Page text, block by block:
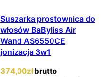
Suszarka prostownica do
włosów BaByliss Air
Wand AS6550CE
jonizacja 3w1
374,00zł brutto